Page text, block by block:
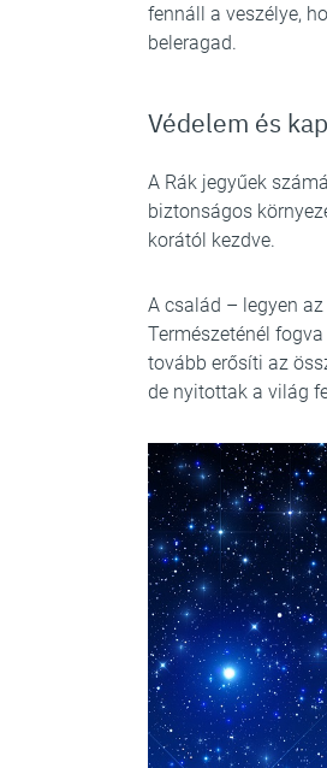
fennáll a veszélye,
beleragad.
Védelem és
A Rák jegyűek
biztonságos
korától kezdve.
A család – legyen
Természeténél
tovább erősíti az
de nyitottak a világ